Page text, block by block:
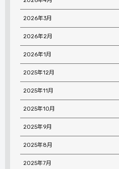
2026年3月
2026年2月
2026年1月
2025年12月
2025年11月
2025年10月
2025年9月
2025年8月
2025年7月